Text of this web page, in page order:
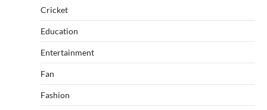
Cricket
Education
Entertainment
Fan
Fashion